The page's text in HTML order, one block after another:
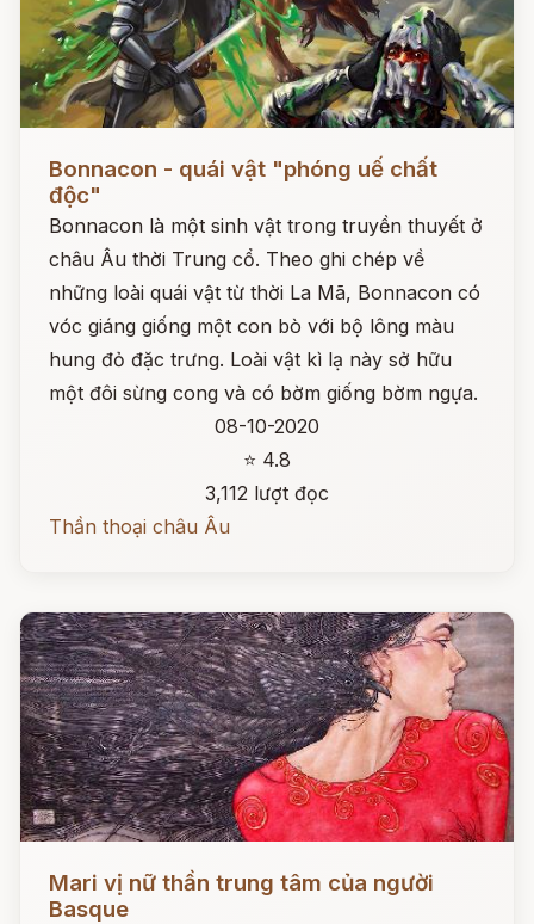
Bonnacon - quái vật "phóng uế chất
độc"
Bonnacon là một sinh vật trong truyền thuyết ở
châu Âu thời Trung cổ. Theo ghi chép về
những loài quái vật từ thời La Mã, Bonnacon có
vóc giáng giống một con bò với bộ lông màu
hung đỏ đặc trưng. Loài vật kì lạ này sở hữu
một đôi sừng cong và có bờm giống bờm ngựa.
08-10-2020
⭐ 4.8
3,112 lượt đọc
Thần thoại châu Âu
Mari vị nữ thần trung tâm của người
Basque